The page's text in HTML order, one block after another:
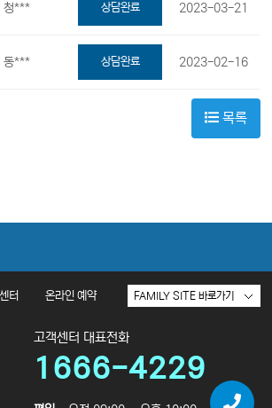
청*** 상담완료 2023-03-21
동*** 상담완료 2023-02-16
목록
터 온라인 예약
고객센터 대표전화
1666-4229